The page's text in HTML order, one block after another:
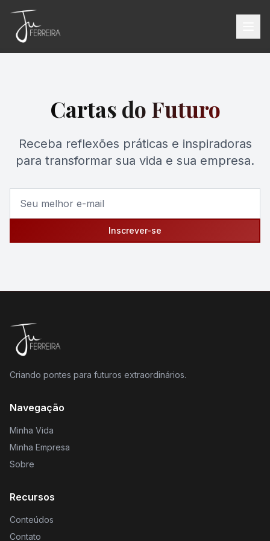
Cartas do Futuro
Receba reflexões práticas e inspiradoras
para transformar sua vida e sua empresa.
Inscrever-se
Criando pontes para futuros extraordinários.
Navegação
Minha Vida
Minha Empresa
Sobre
Recursos
Conteúdos
Contato